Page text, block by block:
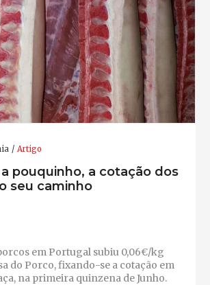
Artigo
pouquinho, a cotação dos
seu caminho
em Portugal subiu 0,06€/kg
do Porco, fixando-se a cotação em
na primeira quinzena de Junho.